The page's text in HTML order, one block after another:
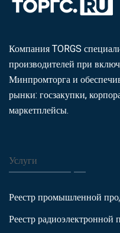
Компания TORGS
производителей при
Минпромторга и
рынки: госзакупки,
маркетплейсы.
Услуги
Реестр промышленной
Реестр